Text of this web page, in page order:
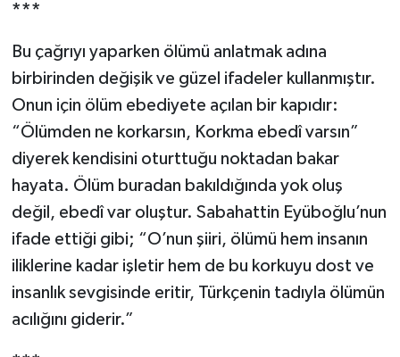
***
Bu çağrıyı yaparken ölümü anlatmak adına
birbirinden değişik ve güzel ifadeler kullanmıştır.
Onun için ölüm ebediyete açılan bir kapıdır:
“Ölümden ne korkarsın, Korkma ebedî varsın”
diyerek kendisini oturttuğu noktadan bakar
hayata. Ölüm buradan bakıldığında yok oluş
değil, ebedî var oluştur. Sabahattin Eyüboğlu’nun
ifade ettiği gibi; “O’nun şiiri, ölümü hem insanın
iliklerine kadar işletir hem de bu korkuyu dost ve
insanlık sevgisinde eritir, Türkçenin tadıyla ölümün
acılığını giderir.”